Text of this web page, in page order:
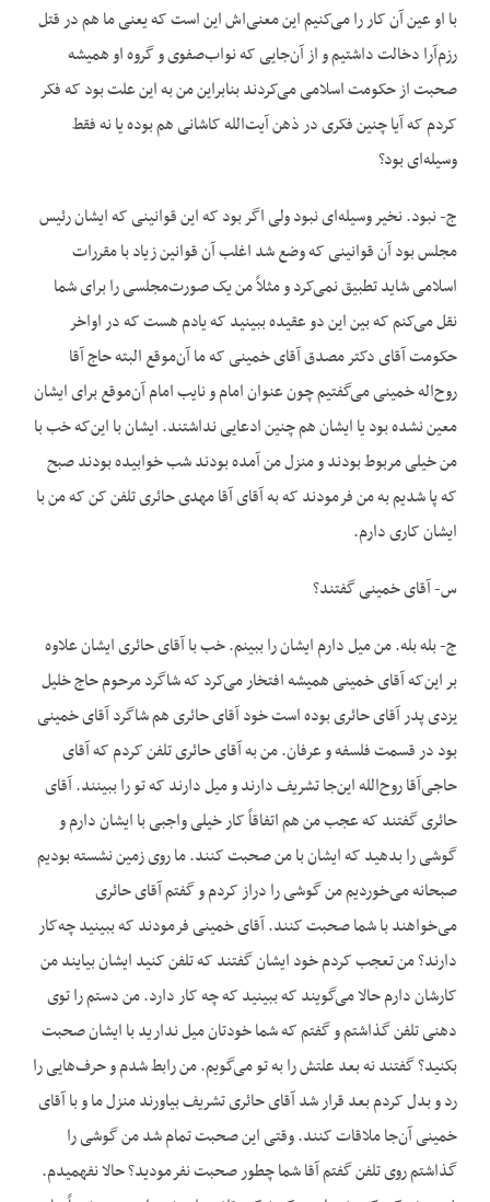
با او عین آن کار را می‌کنیم این معنی‌اش این است که یعنی ما هم در قتل
رزم‌آرا دخالت داشتیم و از آن‌جایی که نواب‌صفوی و گروه او همیشه
صحبت از حکومت اسلامی می‌کردند بنابراین من به این علت بود که فکر
کردم که آیا چنین فکری در ذهن آیت‌الله کاشانی هم بوده یا نه فقط
وسیله‌ای بود؟
ج- نبود. نخیر وسیله‌ای نبود ولی اگر بود که این قوانینی که ایشان رئیس
مجلس بود آن قوانینی که وضع شد اغلب آن قوانین زیاد با مقررات
اسلامی شاید تطبیق نمی‌کرد و مثلاً من یک صورت‌مجلسی را برای شما
نقل می‌کنم که بین این دو عقیده ببینید که یادم هست که در اواخر
حکومت آقای دکتر مصدق آقای خمینی که ما آن‌موقع البته حاج آقا
روح‌اله خمینی می‌گفتیم چون عنوان امام و نایب امام آن‌موقع برای ایشان
معین نشده بود یا ایشان هم چنین ادعایی نداشتند. ایشان با این‌که خب با
من خیلی مربوط بودند و منزل من آمده بودند شب خوابیده بودند صبح
که پا شدیم به من فرمودند که به آقای آقا مهدی حائری تلفن کن که من با
ایشان کاری دارم.
س- آقای خمینی گفتند؟
ج- بله بله. من میل دارم ایشان را ببینم. خب با آقای حائری ایشان علاوه
بر این‌که آقای خمینی همیشه افتخار می‌کرد که شاگرد مرحوم حاج خلیل
یزدی پدر آقای حائری بوده است خود آقای حائری هم شاگرد آقای خمینی
بود در قسمت فلسفه و عرفان. من به آقای حائری تلفن کردم که آقای
حاجی‌آقا روح‌الله این‌جا تشریف دارند و میل دارند که تو را ببینند. آقای
حائری گفتند که عجب من هم اتفاقاً کار خیلی واجبی با ایشان دارم و
گوشی را بدهید که ایشان با من صحبت کنند. ما روی زمین نشسته بودیم
صبحانه می‌خوردیم من گوشی را دراز کردم و گفتم آقای حائری
می‌خواهند با شما صحبت کنند. آقای خمینی فرمودند که ببینید چه‌کار
دارند؟ من تعجب کردم خود ایشان گفتند که تلفن کنید ایشان بیایند من
کارشان دارم حالا می‌گویند که ببینید که چه کار دارد. من دستم را توی
دهنی تلفن گذاشتم و گفتم که شما خودتان میل ندارید با ایشان صحبت
بکنید؟ گفتند نه بعد علتش را به تو می‌گویم. من رابط شدم و حرف‌هایی را
رد و بدل کردم بعد قرار شد آقای حائری تشریف بیاورند منزل ما و با آقای
خمینی آن‌جا ملاقات کنند. وقتی این صحبت تمام شد من گوشی را
گذاشتم روی تلفن گفتم آقا شما چطور صحبت نفرمودید؟ حالا نفهمیدم.